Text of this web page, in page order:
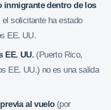
inmigrante dentro de los
solicitante ha estado
EE. UU.
EE. UU. (Puerto Rico,
EE. UU.) no es una salida
al vuelo(por